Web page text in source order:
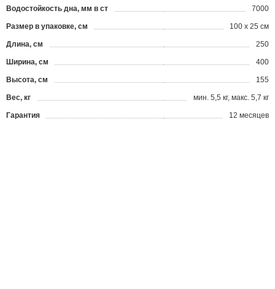
Водостойкость дна, мм в ст 7000
Размер в упаковке, см 100 x 25 см
Длина, см 250
Ширина, см 400
Высота, см 155
Вес, кг мин. 5,5 кг, макс. 5,7 кг
Гарантия 12 месяцев